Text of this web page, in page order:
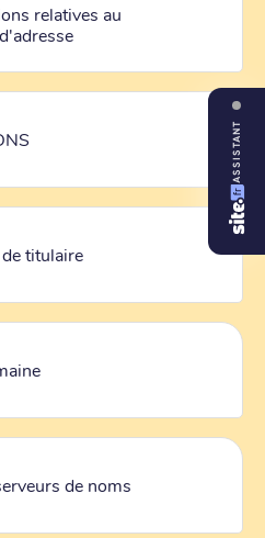
relatives au
titulaire
de noms
ASSISTANT